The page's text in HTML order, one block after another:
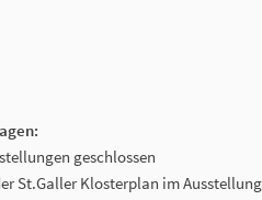
geschlossen
St.Galler Klosterplan im